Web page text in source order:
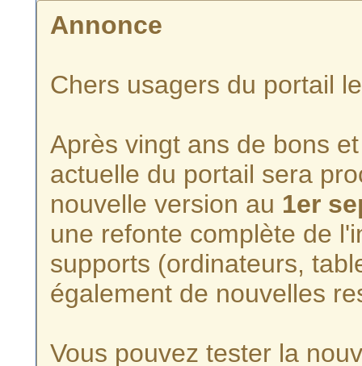
Annonce
Chers usagers du portail
Après vingt ans de bons
actuelle du portail sera
nouvelle version au 1er
une refonte complète de
supports (ordinateurs,
également de nouvelles
Vous pouvez tester la